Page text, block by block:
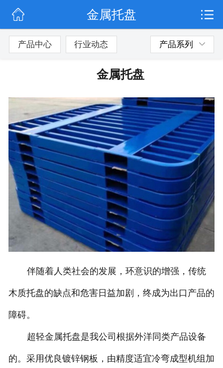
行业动态
金属托盘
产品中心 行业动态 产品系列
金属托盘
伴随着人类社会的发展，环意识的增强，传统
木质托盘的缺点和危害日益加剧，终成为出口产品的
障碍。
超轻金属托盘是我公司根据外洋同类产品设备
的。采用优良镀锌钢板，由精度适宜冷弯成型机组加